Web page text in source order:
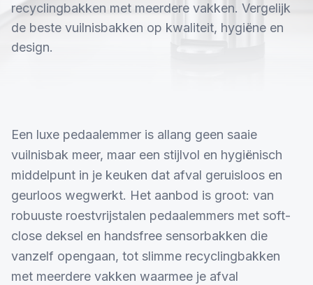
recyclingbakken met meerdere vakken. Vergelijk
de beste vuilnisbakken op kwaliteit, hygiëne en
design.
Een luxe pedaalemmer is allang geen saaie
vuilnisbak meer, maar een stijlvol en hygiënisch
middelpunt in je keuken dat afval geruisloos en
geurloos wegwerkt. Het aanbod is groot: van
robuuste roestvrijstalen pedaalemmers met soft-
close deksel en handsfree sensorbakken die
vanzelf opengaan, tot slimme recyclingbakken
met meerdere vakken waarmee je afval